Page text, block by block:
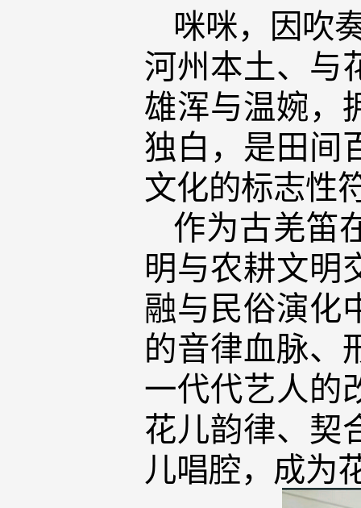
咪咪，因吹
河州本土、与
雄浑与温婉，
独白，是田间
文化的标志性
作为古羌笛
明与农耕文明
融与民俗演化
的音律血脉、
一代代艺人的
花儿韵律、契
儿唱腔，成为